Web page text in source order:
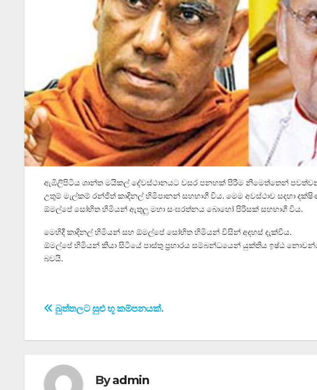
ඇඹිලිපිටිය ශාන්ත මයිකල් දේවස්ථානයට වසර පනහක් පිරීම නිමෙත්තෙන් පවත්වන
උතුම් මැල්කම් රන්ජිත් කාදිනල් හිමිපානන් සහභාගී විය. මෙම අවස්ථාව සදහා
ඕමල්පේ සෝභිත හිමියන් ඇතුලු මහා සංඝරත්නය බොහෝ පිරිසක් සහභාගී විය.
මෙහිදී කාදිනල් හිමියන් සහ ඕමල්පේ සෝභිත හිමියන් විසින් අදහස් දැක්වීය.
ඕමල්පේ හිමියන් කියා සිටියේ පාස්තු ප්‍රහාරය සම්බන්ධයෙන් යුක්තිය ඉෂ්ඨ
බවයි.
Post
බුත්තලට සුළු භූ කම්පනයක්.
Byadmin